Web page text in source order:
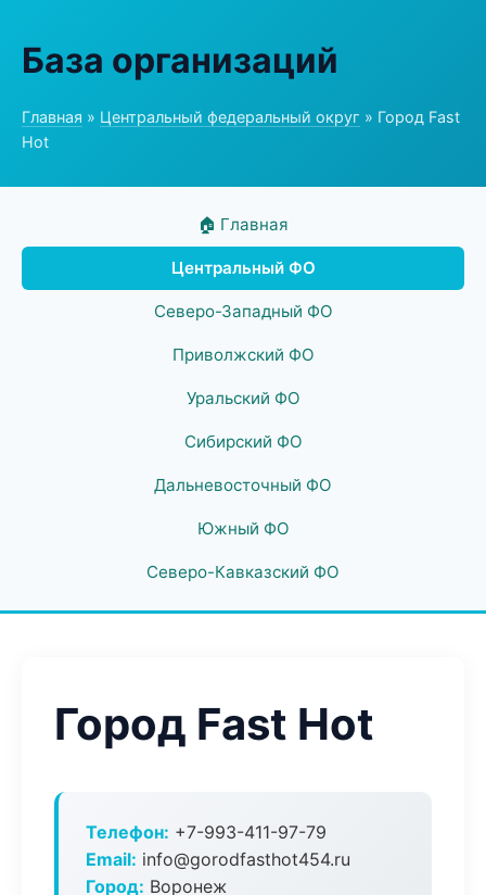
База организаций
Главная » Центральный федеральный округ » Город Fast
Hot
🏠 Главная
Центральный ФО
Северо-Западный ФО
Приволжский ФО
Уральский ФО
Сибирский ФО
Дальневосточный ФО
Южный ФО
Северо-Кавказский ФО
Город Fast Hot
Телефон: +7-993-411-97-79
Email: info@gorodfasthot454.ru
Город: Воронеж